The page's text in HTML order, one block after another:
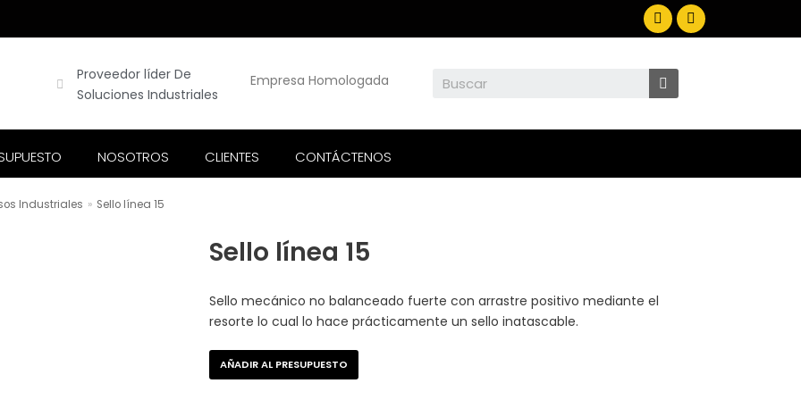
Proveedor líder De
Soluciones Industriales
Empresa Homologada
NOSOTROS CLIENTES CONTÁCTENOS
Industriales » Sello línea 15
Sello línea 15
Sello mecánico no balanceado fuerte con arrastre positivo mediante el
resorte lo cual lo hace prácticamente un sello inatascable.
AÑADIR AL PRESUPUESTO